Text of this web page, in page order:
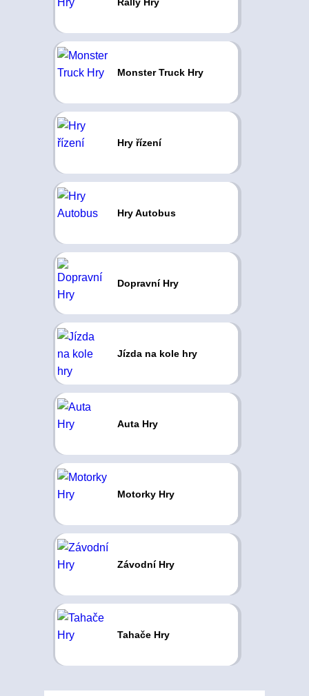
Monster Truck Hry
Hry řízení
Hry Autobus
Dopravní Hry
Jízda na kole hry
Auta Hry
Motorky Hry
Závodní Hry
Tahače Hry